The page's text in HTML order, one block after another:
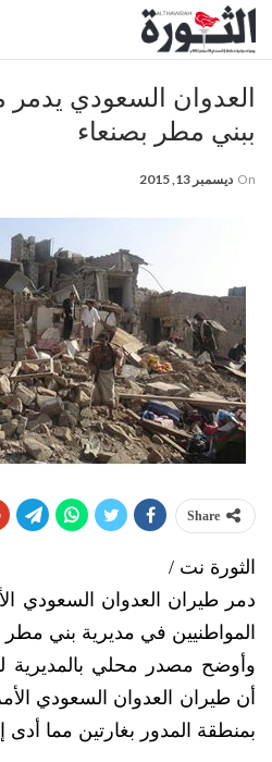
العدوان السعودي
ببني مطر بصنعاء
On ديسمبر 13, 2015
Share
الثورة نت /
دمر طيران العدوان السعودي
المواطنيين في مديرية بني
وأوضح مصدر محلي بالمديرية
أن طيران العدوان السعودي
بمنطقة المدور بغارتين مما أدى